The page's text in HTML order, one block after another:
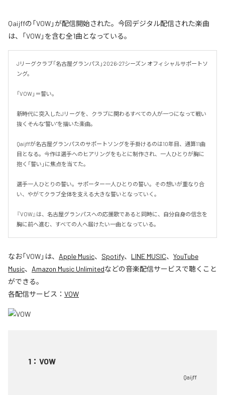
Qaijffの「VOW」が配信開始された。今回デジタル配信された楽曲
は、「VOW」を含む全1曲となっている。
Jリーグクラブ「名古屋グランパス」2026-27シーズン オフィシャルサポートソ
ング。
「VOW」＝誓い。
新時代に突入したJリーグを、クラブに関わるすべての人が一つになって戦い
抜く――そんな"誓い"を描いた楽曲。
Qaijffが名古屋グランパスのサポートソングを手掛けるのは10年目、通算11曲
目となる。今作は選手へのヒアリングをもとに制作され、一人ひとりが胸に
抱く「誓い」に焦点を当てた。
選手一人ひとりの誓い。サポーター一人ひとりの誓い。その想いが重なり合
い、やがてクラブ全体を支える大きな誓いとなっていく。
『VOW』は、名古屋グランパスへの応援歌であると同時に、自分自身の信念を
胸に前へ進む、すべての人へ届けたい一曲となっている。
なお「VOW」は、 Apple Music、 Spotify、 LINE MUSIC、 YouTube
Music、 Amazon Music Unlimitedなどの音楽配信サービスで聴くこと
ができる。
各配信サービス： VOW
1 ： VOW
Qaijff